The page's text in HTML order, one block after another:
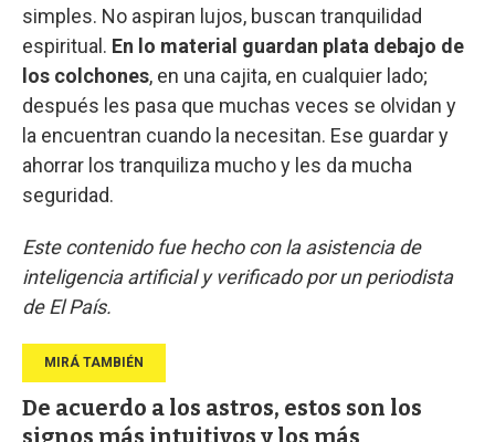
simples. No aspiran lujos, buscan tranquilidad
espiritual. En lo material guardan plata debajo de
los colchones, en una cajita, en cualquier lado;
después les pasa que muchas veces se olvidan y
la encuentran cuando la necesitan. Ese guardar y
ahorrar los tranquiliza mucho y les da mucha
seguridad.
Este contenido fue hecho con la asistencia de
inteligencia artificial y verificado por un periodista
de El País.
De acuerdo a los astros, estos son los